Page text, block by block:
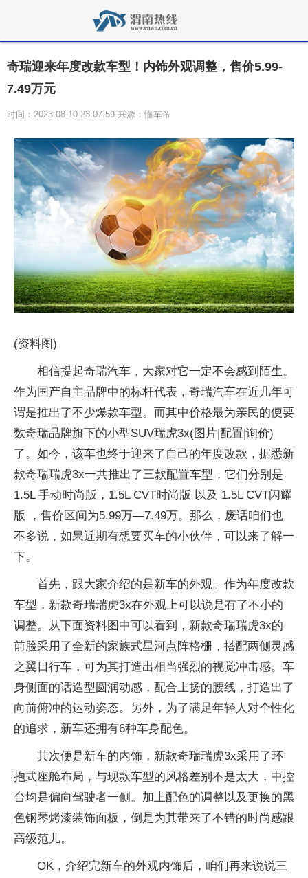
奇瑞迎来年度改款车型！内饰外观调整，售价5.99-
7.49万元
时间：2023-08-10 23:07:59 来源：懂车帝
(资料图)
相信提起奇瑞汽车，大家对它一定不会感到陌生。
作为国产自主品牌中的标杆代表，奇瑞汽车在近几年可
谓是推出了不少爆款车型。而其中价格最为亲民的便要
数奇瑞品牌旗下的小型SUV瑞虎3x(图片|配置|询价)
了。如今，该车也终于迎来了自己的年度改款，据悉新
款奇瑞瑞虎3x一共推出了三款配置车型，它们分别是
1.5L 手动时尚版，1.5L CVT时尚版 以及 1.5L CVT闪耀
版 ，售价区间为5.99万—7.49万。那么，废话咱们也
不多说，如果近期有想要买车的小伙伴，可以来了解一
下。
首先，跟大家介绍的是新车的外观。作为年度改款
车型，新款奇瑞瑞虎3x在外观上可以说是有了不小的
调整。从下面资料图中可以看到，新款奇瑞瑞虎3x的
前脸采用了全新的家族式星河点阵格栅，搭配两侧灵感
之翼日行车，可为其打造出相当强烈的视觉冲击感。车
身侧面的话造型圆润动感，配合上扬的腰线，打造出了
向前俯冲的运动姿态。另外，为了满足年轻人对个性化
的追求，新车还拥有6种车身配色。
其次便是新车的内饰，新款奇瑞瑞虎3x采用了环
抱式座舱布局，与现款车型的风格差别不是太大，中控
台均是偏向驾驶者一侧。加上配色的调整以及更换的黑
色钢琴烤漆装饰面板，倒是为其带来了不错的时尚感跟
高级范儿。
OK，介绍完新车的外观内饰后，咱们再来说说三